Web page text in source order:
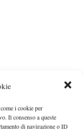
i cookie per
Il consenso a queste
di navigazione o ID